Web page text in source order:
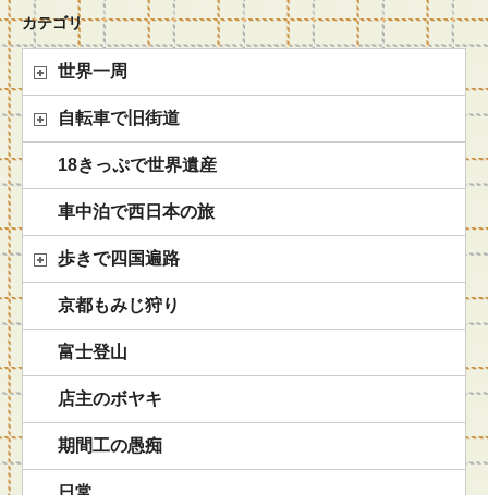
カテゴリ
世界一周
自転車で旧街道
18きっぷで世界遺産
車中泊で西日本の旅
歩きで四国遍路
京都もみじ狩り
富士登山
店主のボヤキ
期間工の愚痴